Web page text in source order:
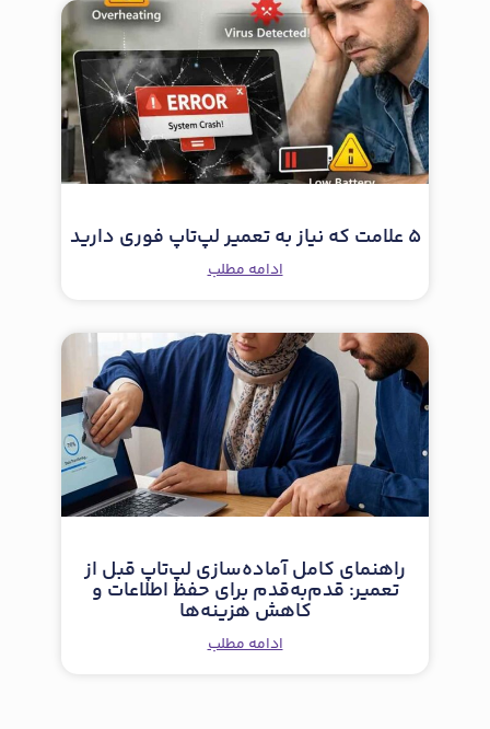
5 علامت که نیاز به تعمیر لپ‌تاپ فوری دارید
ادامه مطلب
راهنمای کامل آماده‌سازی لپ‌تاپ قبل از
تعمیر: قدم‌به‌قدم برای حفظ اطلاعات و
کاهش هزینه‌ها
ادامه مطلب